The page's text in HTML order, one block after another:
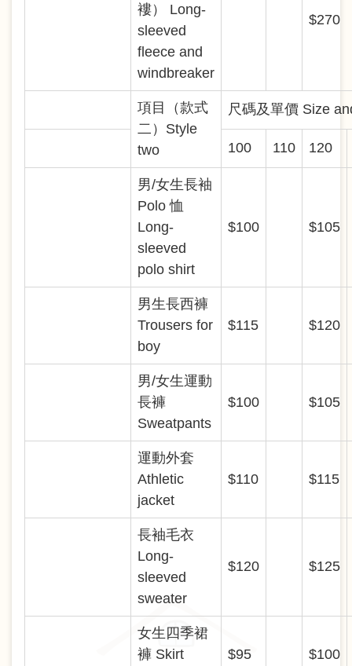
褸） Long-
sleeved
fleece and
windbreaker
$270
項目（款式
二）Style
two
尺碼及單價 Size
100 110 120
男/女生長袖
Polo 恤
Long-
sleeved
polo shirt
$100 $105
男生長西褲
Trousers for
boy
$115 $120
男/女生運動
長褲
Sweatpants
$100 $105
運動外套
Athletic
jacket
$110 $115
長袖毛衣
Long-
sleeved
sweater
$120 $125
女生四季裙
褲 Skirt
$95 $100